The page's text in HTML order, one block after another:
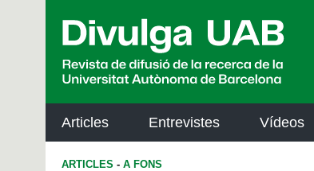
Articles Entrevistes Vídeos
ARTICLES - A FONS